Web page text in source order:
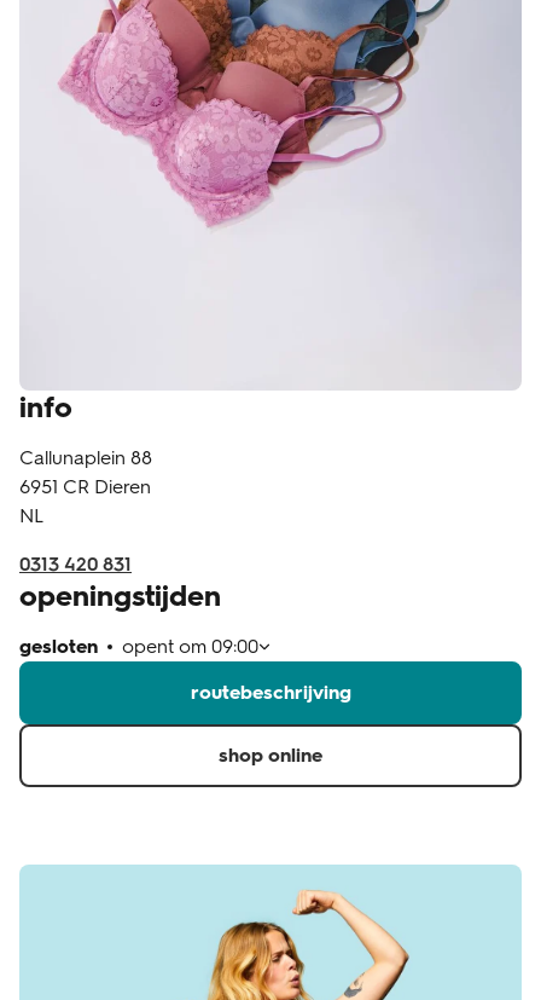
klantenservice
info
Callunaplein 88
6951 CR Dieren
NL
0313 420 831
openingstijden
gesloten opent om 09:00
routebeschrijving
shop online